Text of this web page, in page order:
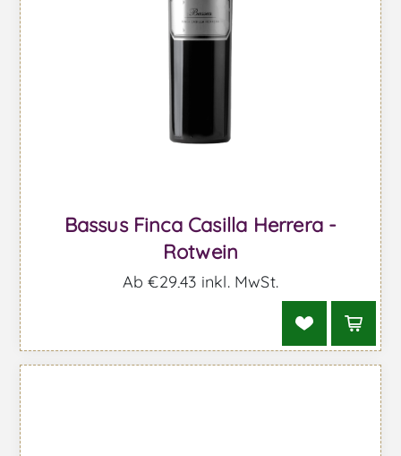
Bassus Finca Casilla Herrera -
Rotwein
Ab €29,43 inkl. MwSt.